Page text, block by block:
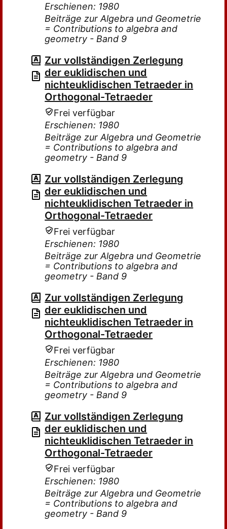
Erschienen: 1980
Beiträge zur Algebra und Geometrie
= Contributions to algebra and
geometry - Band 9
Zur vollständigen Zerlegung
der euklidischen und
nichteuklidischen Tetraeder in
Orthogonal-Tetraeder
Frei verfügbar
Erschienen: 1980
Beiträge zur Algebra und Geometrie
= Contributions to algebra and
geometry - Band 9
Zur vollständigen Zerlegung
der euklidischen und
nichteuklidischen Tetraeder in
Orthogonal-Tetraeder
Frei verfügbar
Erschienen: 1980
Beiträge zur Algebra und Geometrie
= Contributions to algebra and
geometry - Band 9
Zur vollständigen Zerlegung
der euklidischen und
nichteuklidischen Tetraeder in
Orthogonal-Tetraeder
Frei verfügbar
Erschienen: 1980
Beiträge zur Algebra und Geometrie
= Contributions to algebra and
geometry - Band 9
Zur vollständigen Zerlegung
der euklidischen und
nichteuklidischen Tetraeder in
Orthogonal-Tetraeder
Frei verfügbar
Erschienen: 1980
Beiträge zur Algebra und Geometrie
= Contributions to algebra and
geometry - Band 9